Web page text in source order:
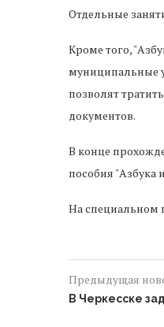
Отдельные
Кроме того,
муниципальные
позволят
документов.
В конце
пособия "Азбука
На специальном
Предыдущая
В Черкесске